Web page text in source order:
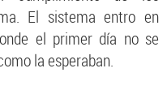
El sistema entro en
el primer día no se
la esperaban.